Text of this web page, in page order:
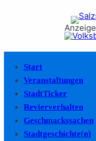
Anzeige
Start
Veranstaltungen
StadtTicker
Revierverhalten
Geschmackssachen
Stadtgeschichte(n)